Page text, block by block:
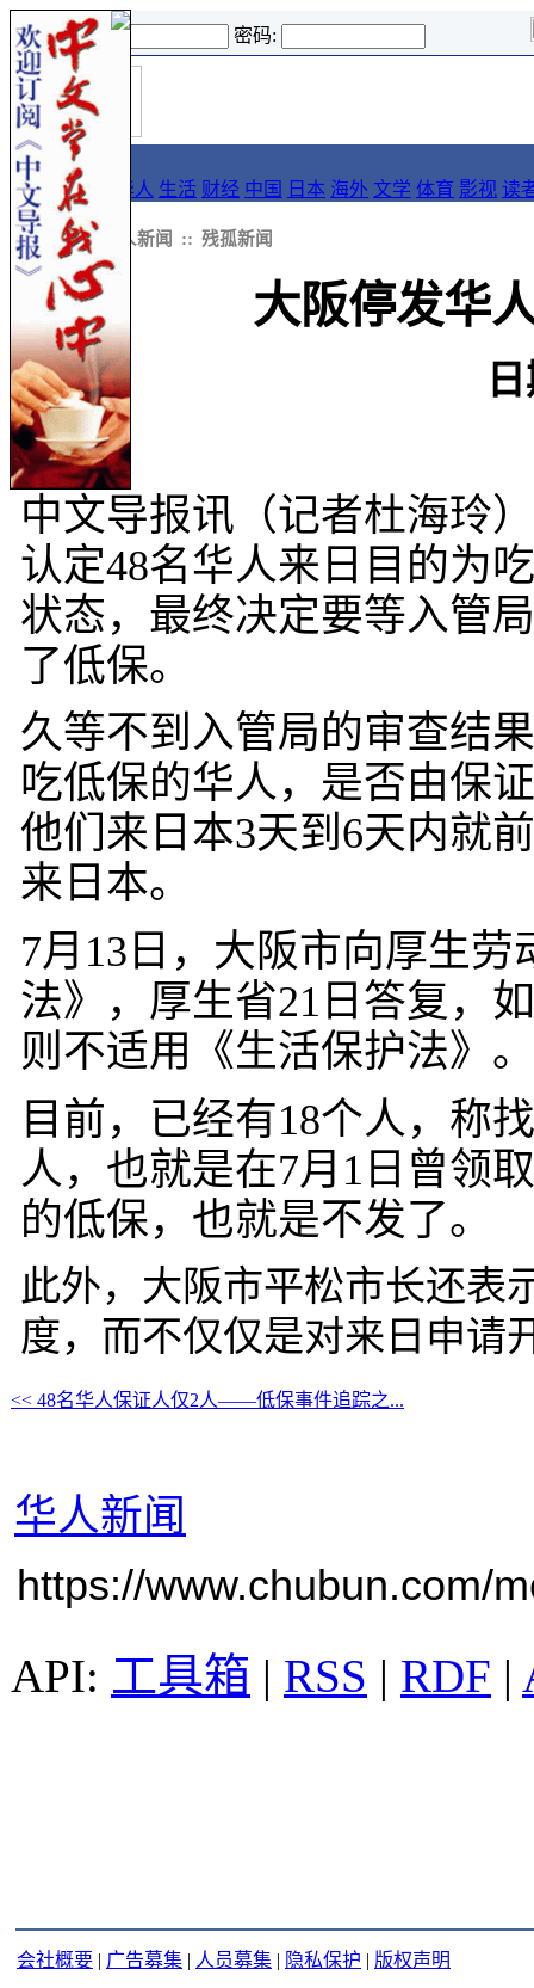
登录名: 密码:
首
页
导报
要闻 论坛 华人 生活 财经 中国 日本 海外 文学 体育 影视 读
::新闻:: 华人新闻 :: 残孤新闻
大阪停发华
中文导报讯（记者杜海玲）
认定48名华人来日目的为
状态，最终决定要等入管
了低保。
久等不到入管局的审查结
吃低保的华人，是否由保
他们来日本3天到6天内就
来日本。
7月 13 日，大阪市向厚生
法》，厚生省21 日答复，
则不适用《生活保护法》
目前，已经有18个人，称
人，也就是在7月 1 日曾领
的低保，也就是不发了。
此外，大阪市平松市长还表
度，而不仅仅是对来日申请
<< 48名华人保证人仅2人——低保事件追踪之...
华人新闻
https://www.chubun.com/
工具箱 | RSS | RDF |
会社概要 | 广告募集 | 人员募集 | 隐私保护 | 版权声明